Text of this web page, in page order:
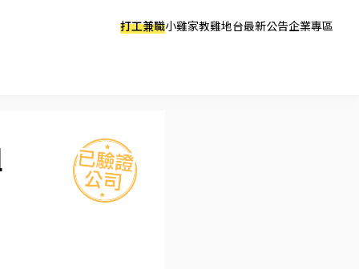
打工兼職小雞家教雞地台最新公告企業專區